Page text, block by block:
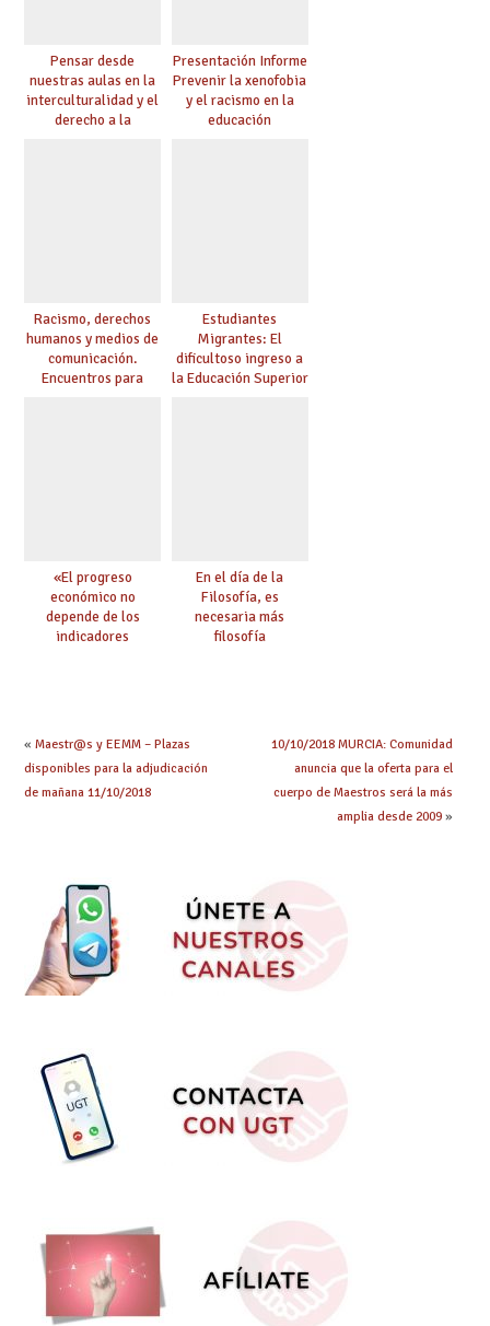
Pensar desde
nuestras aulas en la
interculturalidad y el
derecho a la
Presentación Informe
Prevenir la xenofobia
y el racismo en la
educación
Racismo, derechos
humanos y medios de
comunicación.
Encuentros para
Estudiantes
Migrantes: El
dificultoso ingreso a
la Educación Superior
«El progreso
económico no
depende de los
indicadores
En el día de la
Filosofía, es
necesaria más
filosofía
« Maestr@s y EEMM – Plazas
disponibles para la adjudicación
de mañana 11/10/2018
10/10/2018 MURCIA: Comunidad
anuncia que la oferta para el
cuerpo de Maestros será la más
amplia desde 2009»